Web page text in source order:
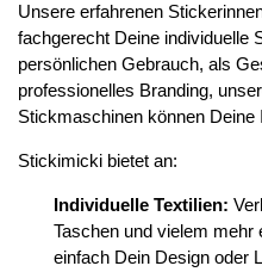
Unsere erfahrenen
fachgerecht Deine individuelle
persönlichen Gebrauch, als
professionelles Branding,
Stickmaschinen können
Stickimicki bietet an:
Individuelle Textilien:
Taschen und vielem mehr
einfach Dein Design oder